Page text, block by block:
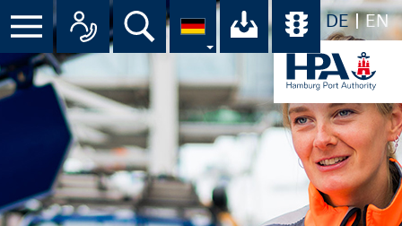
DE EN
Menü Alle Ansprechpartner im
Suche Ihr Download-